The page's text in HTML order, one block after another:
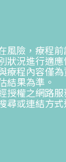
風險，療程
狀況進行適應
療程內容僅
結果為準。
授權之網路
尋或連結方